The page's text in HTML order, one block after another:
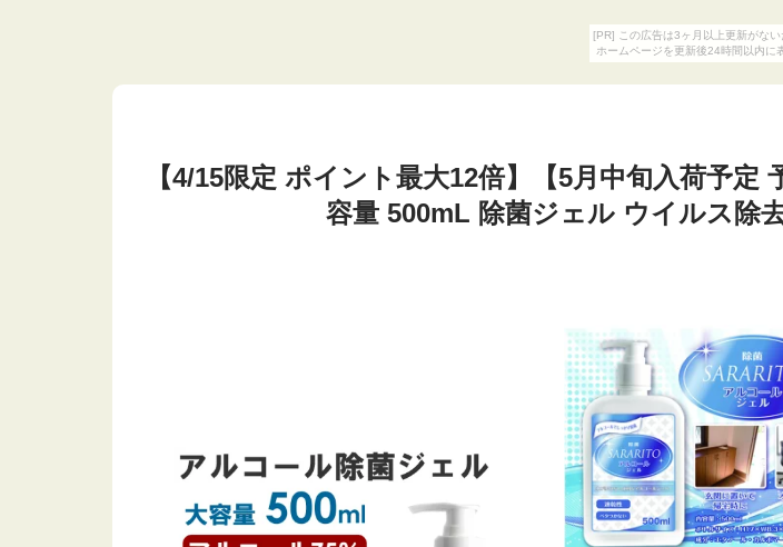
[PR] この広告は3ヶ月以上更新がない
ホームページを更新後24時間以内に
【4/15限定 ポイント最大12倍】【5月中旬入荷予
容量 500mL 除菌ジェル ウイルス除